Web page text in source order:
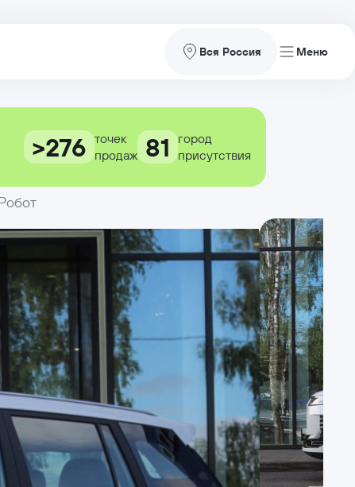
Вся Россия
>276 точек
продаж 81
город
присутствия